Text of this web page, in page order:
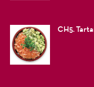
CH5.